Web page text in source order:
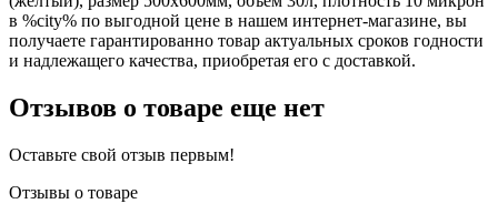
в %city% по выгодной цене в нашем интернет-магазине, вы
получаете гарантированно товар актуальных сроков годности
и надлежащего качества, приобретая его с доставкой.
Отзывов о товаре еще нет
Оставьте свой отзыв первым!
Отзывы о товаре